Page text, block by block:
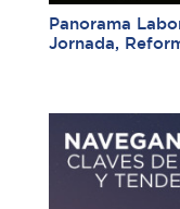
Panorama
Jornada,